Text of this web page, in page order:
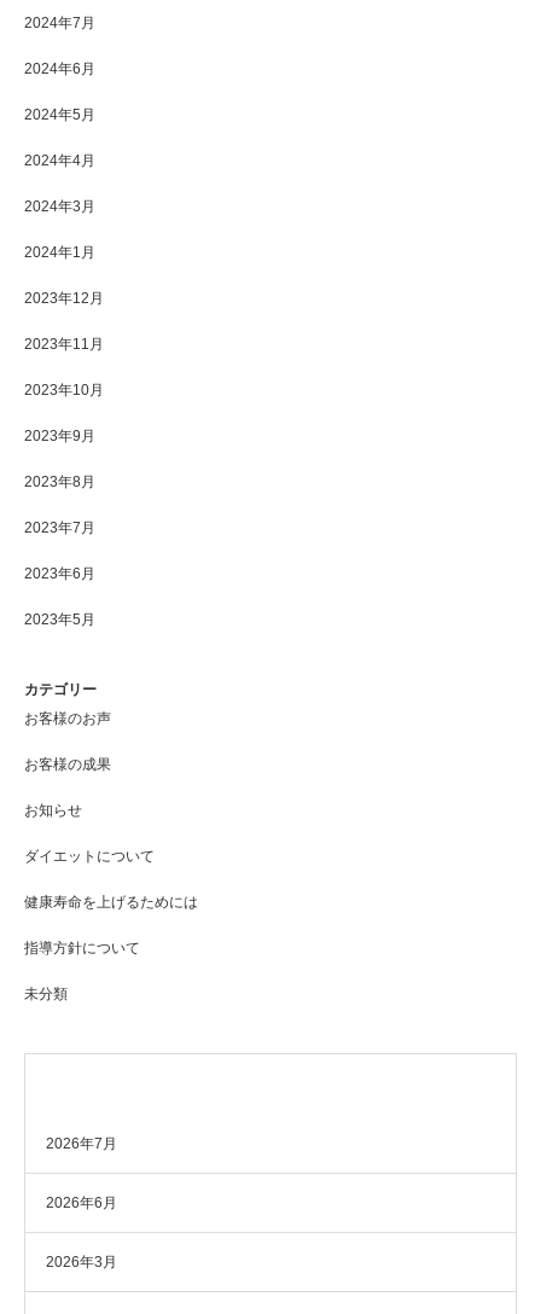
2024年7月
2024年6月
2024年5月
2024年4月
2024年3月
2024年1月
2023年12月
2023年11月
2023年10月
2023年9月
2023年8月
2023年7月
2023年6月
2023年5月
カテゴリー
お客様のお声
お客様の成果
お知らせ
ダイエットについて
健康寿命を上げるためには
指導方針について
未分類
2026年7月
2026年6月
2026年3月